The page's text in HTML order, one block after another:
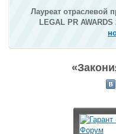
Лауреат отраслевой
LEGAL PR